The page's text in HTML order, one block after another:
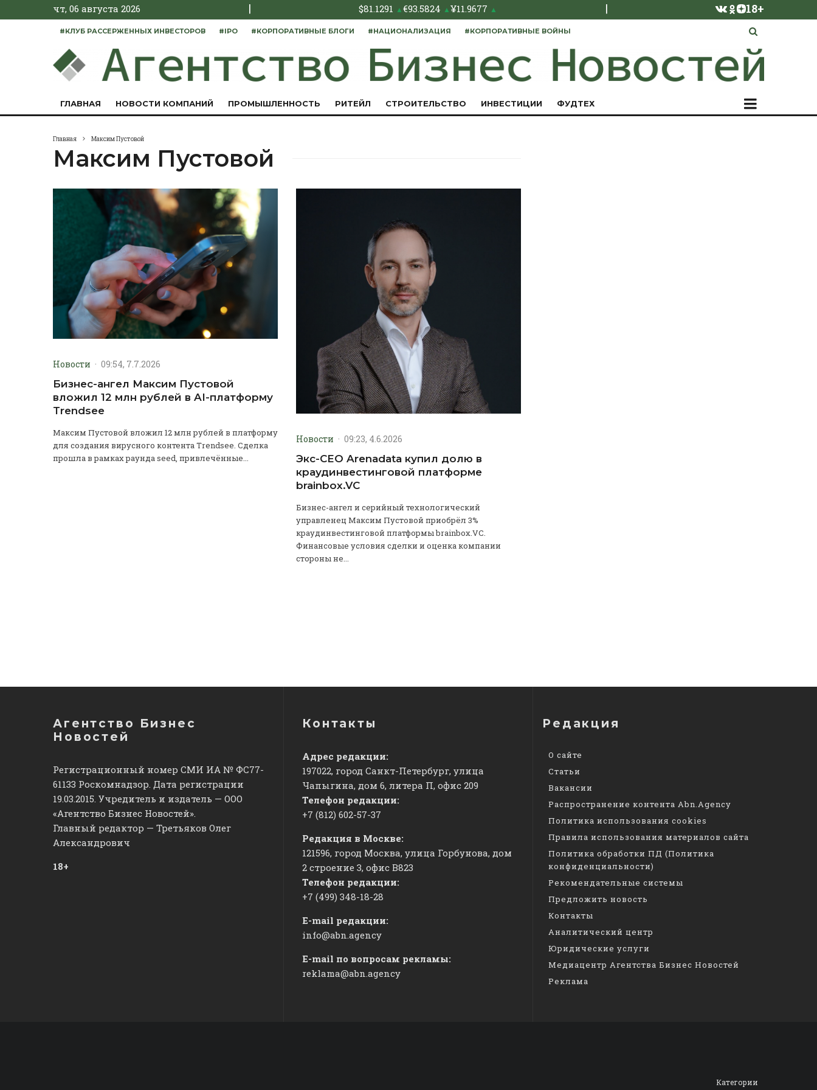
чт, 06 августа 2026 | $81.1291 ▲€93.5824 ▲¥11.9677 ▲ | 18+
#КЛУБ РАССЕРЖЕННЫХ ИНВЕСТОРОВ #IPO #КОРПОРАТИВНЫЕ БЛОГИ #НАЦИОНАЛИЗАЦИЯ #КОРПОРАТИВНЫЕ ВОЙНЫ
ГЛАВНАЯ НОВОСТИ КОМПАНИЙ ПРОМЫШЛЕННОСТЬ РИТЕЙЛ СТРОИТЕЛЬСТВО ИНВЕСТИЦИИ ФУДТЕХ
Главная Максим Пустовой
Максим Пустовой
Новости · 09:54, 7.7.2026
Бизнес-ангел Максим Пустовой
вложил 12 млн рублей в AI-платформу
Trendsee
Максим Пустовой вложил 12 млн рублей в платформу
для создания вирусного контента Trendsee. Сделка
прошла в рамках раунда seed, привлечённые...
Новости · 09:23, 4.6.2026
Экс-CEO Arenadata купил долю в
краудинвестинговой платформе
brainbox.VC
Бизнес-ангел и серийный технологический
управленец Максим Пустовой приобрёл 3%
краудинвестинговой платформы brainbox.VC.
Финансовые условия сделки и оценка компании
стороны не...
Агентство Бизнес
Новостей
Регистрационный номер СМИ ИА № ФС77-
61133 Роскомнадзор. Дата регистрации
19.03.2015. Учредитель и издатель — ООО
«Агентство Бизнес Новостей».
Главный редактор — Третьяков Олег
Александрович
18+
Контакты
Адрес редакции:
197022, город Санкт-Петербург, улица
Чапыгина, дом 6, литера П, офис 209
Телефон редакции:
+7 (812) 602-57-37
Редакция в Москве:
121596, город Москва, улица Горбунова, дом
2 строение 3, офис ​В823
Телефон редакции:
+7 (499) 348-18-28
E-mail редакции:
info@abn.agency
E-mail по вопросам рекламы:
reklama@abn.agency
Редакция
О сайте
Статьи
Вакансии
Распространение контента Abn.Agency
Политика использования cookies
Правила использования материалов сайта
Политика обработки ПД (Политика
конфиденциальности)
Рекомендательные системы
Предложить новость
Контакты
Аналитический центр
Юридические услуги
Медиацентр Агентства Бизнес Новостей
Реклама
Категории